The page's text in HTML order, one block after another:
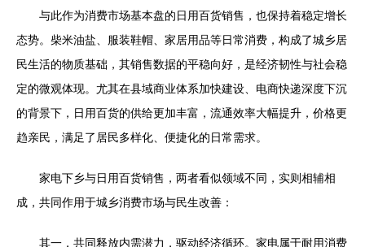
与此作为消费市场基本盘的日用百货销售，也保持着稳定增长
态势。柴米油盐、服装鞋帽、家居用品等日常消费，构成了城乡居
民生活的物质基础，其销售数据的平稳向好，是经济韧性与社会稳
定的微观体现。尤其在县域商业体系加快建设、电商快递深度下沉
的背景下，日用百货的供给更加丰富，流通效率大幅提升，价格更
趋亲民，满足了居民多样化、便捷化的日常需求。
家电下乡与日用百货销售，两者看似领域不同，实则相辅相
成，共同作用于城乡消费市场与民生改善：
其一，共同释放内需潜力，驱动经济循环。家电属于耐用消费